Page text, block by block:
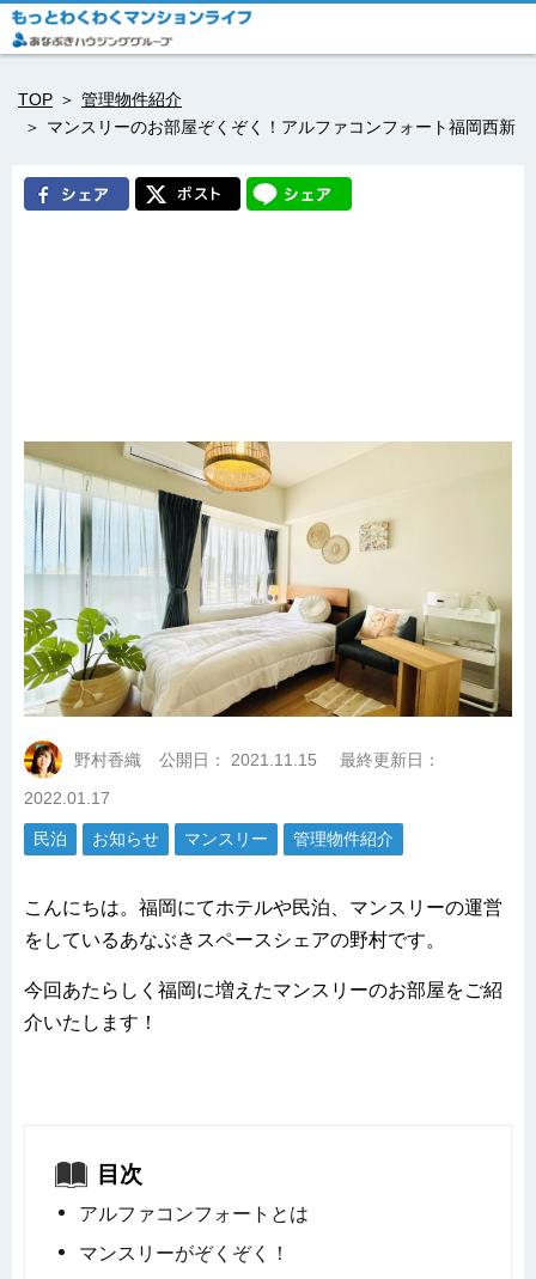
TOP
管理物件紹介
マンスリーのお部屋ぞくぞく！アルファコンフォート福岡西新
野村香織 公開日： 2021.11.15
最終更新日：
2022.01.17
民泊 お知らせ マンスリー 管理物件紹介
こんにちは。福岡にてホテルや民泊、マンスリーの運営
をしているあなぶきスペースシェアの野村です。
今回あたらしく福岡に増えたマンスリーのお部屋をご紹
介いたします！
目次
アルファコンフォートとは
マンスリーがぞくぞく！